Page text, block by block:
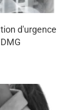
d'urgence